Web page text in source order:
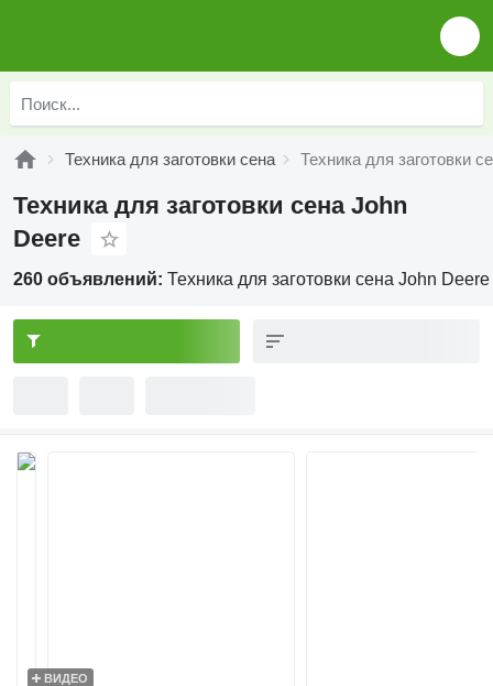
Техника для заготовки сена Техника для заготовки
Техника для заготовки сена John
Deere
260 объявлений: Техника для заготовки сена John Deere
ВИДЕО